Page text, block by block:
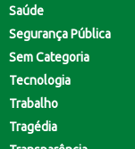
Saúde
Segurança Pública
Sem Categoria
Tecnologia
Trabalho
Tragédia